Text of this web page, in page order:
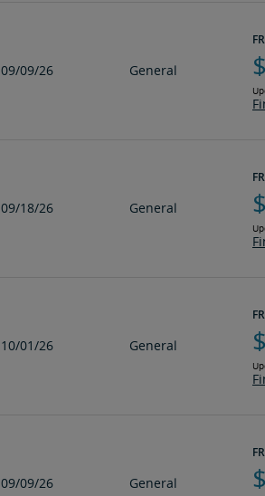
09/09/26 General
09/18/26 General
10/01/26 General
09/09/26 General